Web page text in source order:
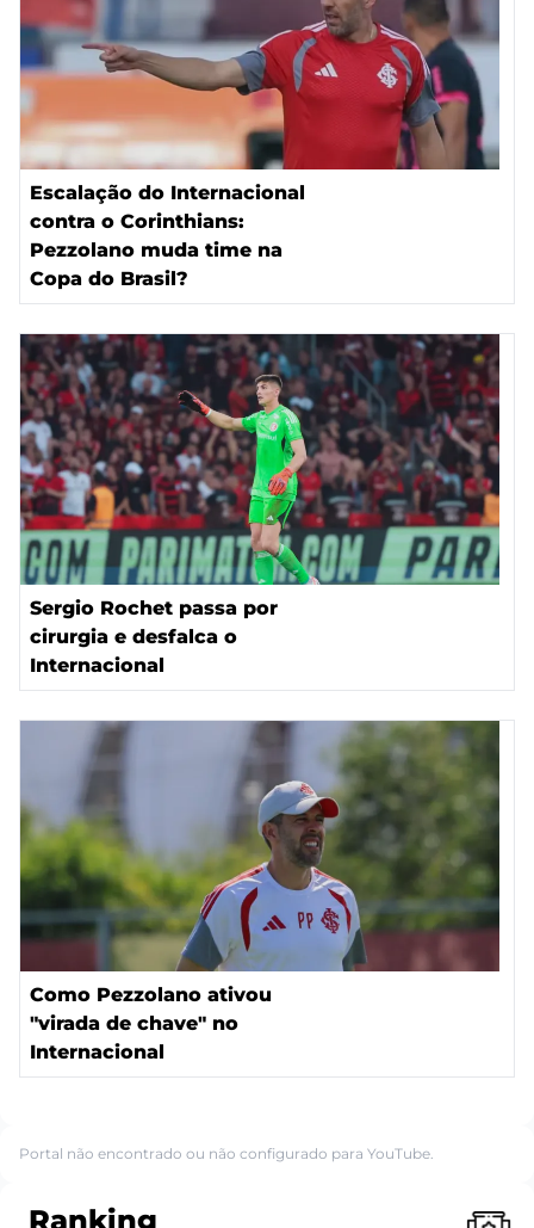
Escalação do Internacional
contra o Corinthians:
Pezzolano muda time na
Copa do Brasil?
Sergio Rochet passa por
cirurgia e desfalca o
Internacional
Como Pezzolano ativou
"virada de chave" no
Internacional
Portal não encontrado ou não configurado para YouTube.
Ranking